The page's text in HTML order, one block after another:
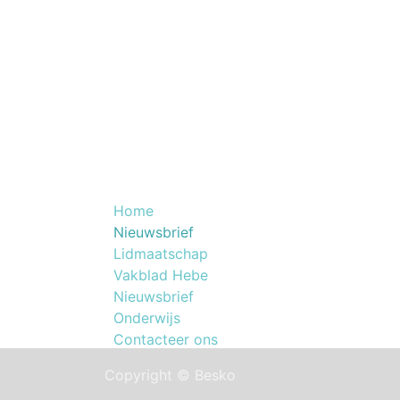
Home
​Nieuwsbrief
Lidmaatschap
Vakblad Hebe
Nieuwsbrief
Onderwijs
Contacteer ons
Copyright © Besko